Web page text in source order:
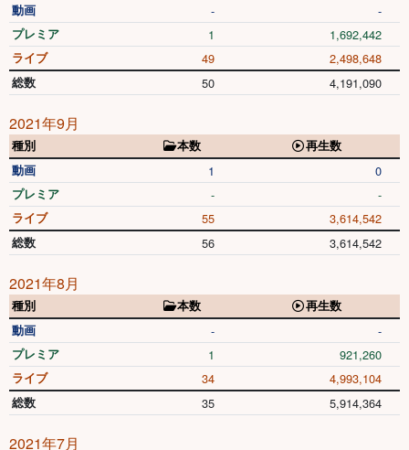
動画
- -
プレミア 1 1,692,442
ライブ 49 2,498,648
総数 50 4,191,090
2021年9月
種別 本数
再生数
動画
1 0
プレミア - -
ライブ 55 3,614,542
総数 56 3,614,542
2021年8月
種別 本数
再生数
動画
- -
プレミア 1 921,260
ライブ 34 4,993,104
総数 35 5,914,364
2021年7月